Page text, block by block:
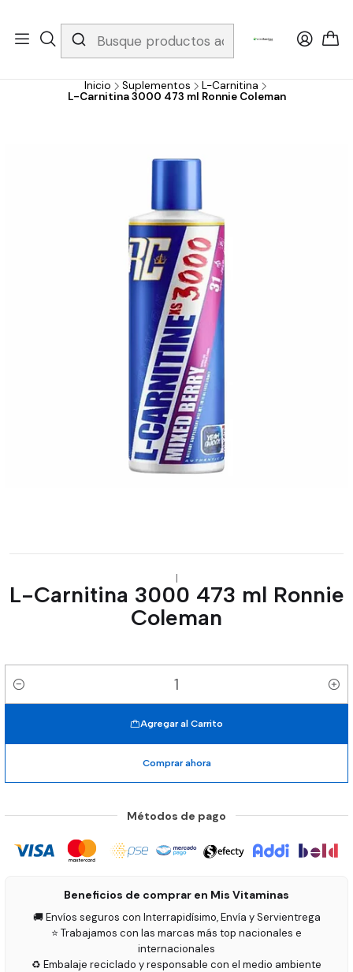
Whatsapp 3229079958/ Fijo 6019251796 / Envios a todo el país y
gratis apartir de 199.000!
Inicio Suplementos
L-Carnitina
L-Carnitina 3000 473 ml Ronnie Coleman
|
L-Carnitina 3000 473 ml Ronnie
Coleman
Cantidad
Agregar al Carrito
Comprar ahora
Métodos de pago
Beneficios de comprar en Mis Vitaminas
🚚 Envíos seguros con Interrapidísimo, Envía y Servientrega
⭐ Trabajamos con las marcas más top nacionales e
internacionales
♻️ Embalaje reciclado y responsable con el medio ambiente